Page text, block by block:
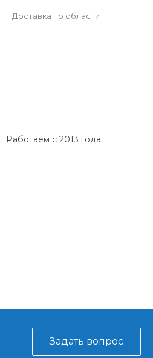
Доставка по области
Работаем с 2013 года
Задать вопрос